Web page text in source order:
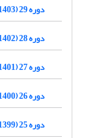
دوره 29 (1403-1404)
دوره 28 (1402-1403)
دوره 27 (1401-1402)
دوره 26 (1400-1401)
دوره 25 (1399-1400)